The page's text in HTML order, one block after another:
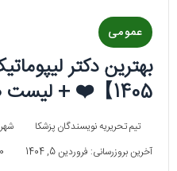
عمومی
بهترین دکتر
1405】❤️ + لیست 10 تایی
تیم تحریریه نویسندگان پزشکا
آخرین بروزرسانی: فروردین 5, 1404
0